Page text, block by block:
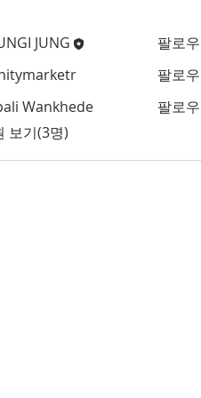
JUNG 팔로우
팔로우
Wankhede
팔로우
보기(3명)